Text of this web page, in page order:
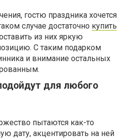
гостю праздника хочется
случае достаточно купить
из них яркую
С таким подарком
и внимание остальных
для любого
пытаются как-то
дату, акцентировать на ней